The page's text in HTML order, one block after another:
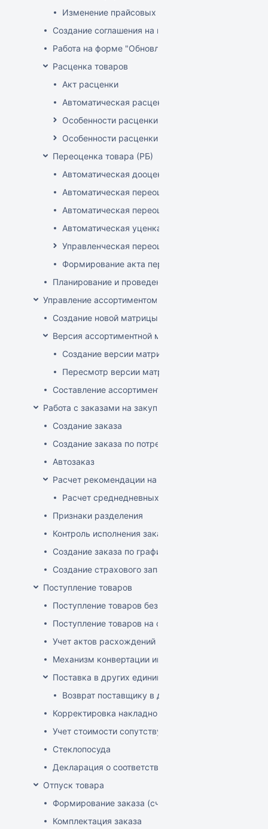
Изменение прайсовых цен
Создание соглашения на поставку
Работа на форме "Обновление розничных цен"
Расценка товаров
Акт расценки
Автоматическая расценка при проведении
Особенности расценки в РБ
Особенности расценки РФ
Переоценка товара (РБ)
Автоматическая дооценка товаров
Автоматическая переоценка акционного товара
Автоматическая переоценка по прайсам и
Автоматическая уценка товаров
Управленческая переоценка
Формирование акта переоценки
Планирование и проведение акций
Управление ассортиментом магазинов
Создание новой матрицы
Версия ассортиментной матрицы
Создание версии матрицы
Пересмотр версии матрицы
Составление ассортимента магазина
Работа с заказами на закупку
Создание заказа
Создание заказа по потребностям
Автозаказ
Расчет рекомендации на закупку
Расчет среднедневных продаж
Признаки разделения
Контроль исполнения заказов поставщиком
Создание заказа по графику
Создание страхового запаса
Поступление товаров
Поступление товаров без заказа
Поступление товаров на основе заказа
Учет актов расхождений при поступлении товаров
Механизм конвертации инвойсов из иностранной
Поставка в других единицах
Возврат поставщику в других единицах
Корректировка накладной (РФ)
Учет стоимости сопутствующих услуг в приходе
Стеклопосуда
Декларация о соответствии
Отпуск товара
Формирование заказа (счета-фактуры)
Комплектация заказа